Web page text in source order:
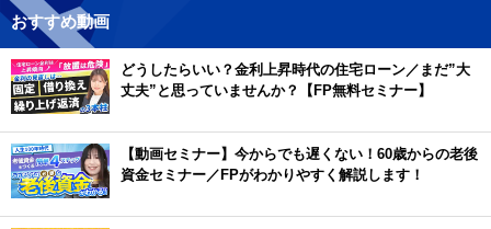
おすすめ動画
どうしたらいい？金利上昇時代の住宅ローン／まだ”大
丈夫”と思っていませんか？【FP無料セミナー】
【動画セミナー】今からでも遅くない！60歳からの老後
資金セミナー／FPがわかりやすく解説します！